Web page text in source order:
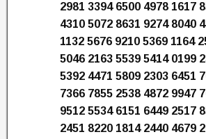
2981 3394 6500 4978 1617
4310 5072 8631 9274 8040
1132 5676 9210 5369 1164
5046 2163 5539 5414 0199
5392 4471 5809 2303 6451
7366 7855 2538 4872 9947
9512 5534 6151 6449 2517
2451 8220 1814 2440 4679